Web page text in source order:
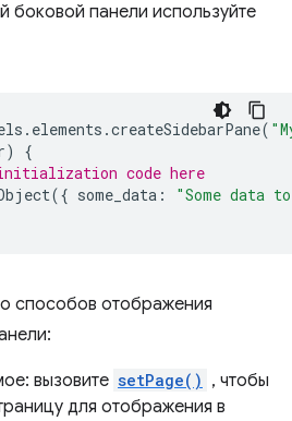
боковой панели используйте
. elements .createSidebarPane(
)
{
code here
({ some_data :
"Some data
способов отображения
вызовите setPage() , чтобы
для отображения в